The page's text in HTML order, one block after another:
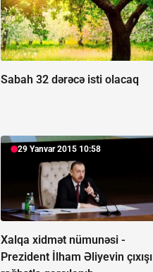
Sabah 32 dərəcə isti olacaq
29 Yanvar 2015 10:58
Xalqa xidmət nümunəsi -
Prezident İlham Əliyevin çıxışı